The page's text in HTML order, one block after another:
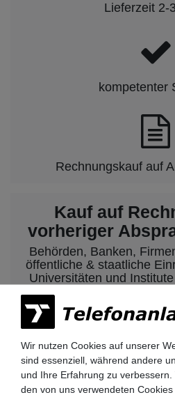
Lieferzeit 2-
kompetenter
Rechnungskauf auf
Kauf auf
vorheriger
Behörden, Banken,
öffentliche & staatliche
Universitäten und
Nehmen Sie dazu
Email Kontakt
Siemens HiPath 3000
Wir nutzen Cookies auf unserer
sind essenziell, während andere
und Ihre Erfahrung zu
den von uns verwendeten